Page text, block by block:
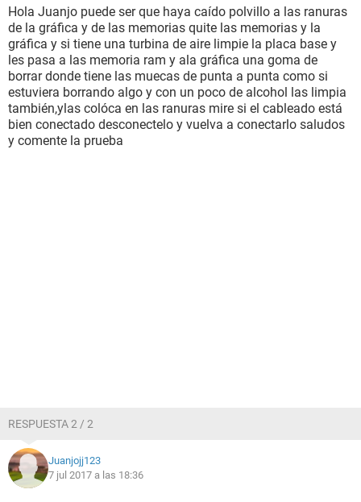
Hola Juanjo puede ser que haya caído polvillo a las ranuras
de la gráfica y de las memorias quite las memorias y la
gráfica y si tiene una turbina de aire limpie la placa base y
les pasa a las memoria ram y ala gráfica una goma de
borrar donde tiene las muecas de punta a punta como si
estuviera borrando algo y con un poco de alcohol las limpia
también,ylas colóca en las ranuras mire si el cableado está
bien conectado desconectelo y vuelva a conectarlo saludos
y comente la prueba
RESPUESTA 2 / 2
Juanjojj123
7 jul 2017 a las 18:36